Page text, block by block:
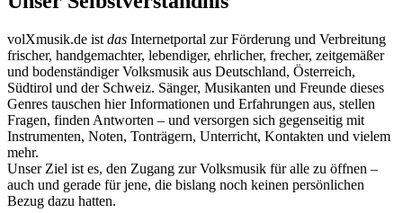
volXmusik.de ist das Internetportal zur Förderung und Verbreitung
frischer, handgemachter, lebendiger, ehrlicher, frecher, zeitgemäßer
und bodenständiger Volksmusik aus Deutschland, Österreich,
Südtirol und der Schweiz. Sänger, Musikanten und Freunde dieses
Genres tauschen hier Informationen und Erfahrungen aus, stellen
Fragen, finden Antworten – und versorgen sich gegenseitig mit
Instrumenten, Noten, Tonträgern, Unterricht, Kontakten und vielem
mehr.
Unser Ziel ist es, den Zugang zur Volksmusik für alle zu öffnen –
auch und gerade für jene, die bislang noch keinen persönlichen
Bezug dazu hatten.